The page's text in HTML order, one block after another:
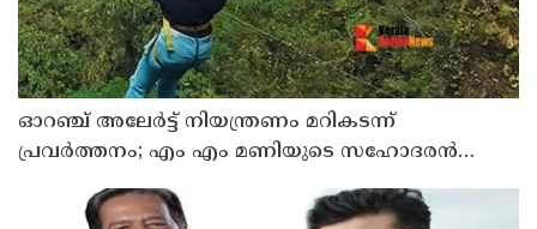
ഓറഞ്ച് അലേര്‍ട്ട് നിയന്ത്രണം മറികടന്ന്
പ്രവര്‍ത്തനം; എം എം മണിയുടെ സഹോദരന്‍
നടത്തുന്ന സിപ് ലൈന്‍ പൂട്ടിച്ച് അധികൃതര്‍